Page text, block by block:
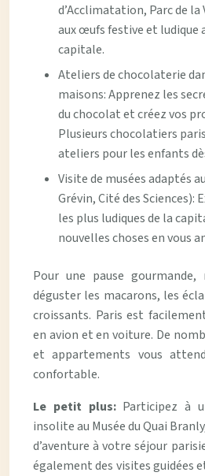
d’Acclimatation, Parc de
aux œufs festive et ludique
capitale.
Ateliers de chocolaterie
maisons: Apprenez les
du chocolat et créez vos
Plusieurs chocolatiers
ateliers pour les enfants
Visite de musées adaptés
Grévin, Cité des Sciences):
les plus ludiques de la
nouvelles choses en vous
Pour une pause
déguster les macarons, les
croissants. Paris est
en avion et en voiture. De
et appartements vous
confortable.
Le petit plus: Participez à
insolite au Musée du Quai
d’aventure à votre séjour
également des visites guidées